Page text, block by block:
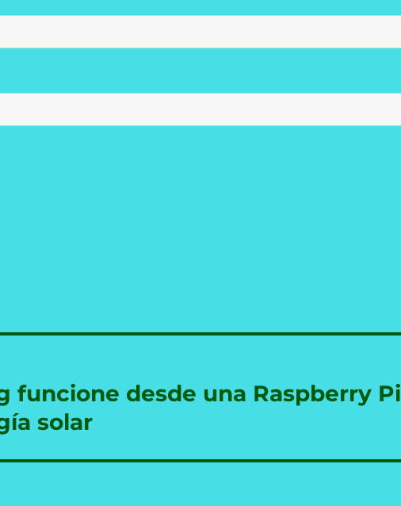
funcione desde una Raspberry Pi
solar